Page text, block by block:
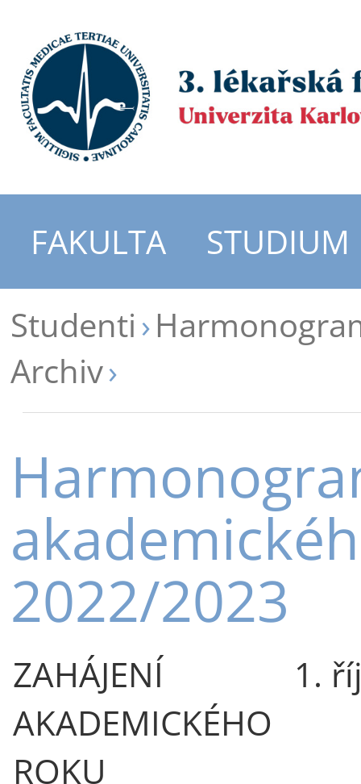
FAKULTA
STUDIUM
Studenti
Archiv
2022/2023
ZAHÁJENÍ
AKADEMICKÉHO
ROKU
1.